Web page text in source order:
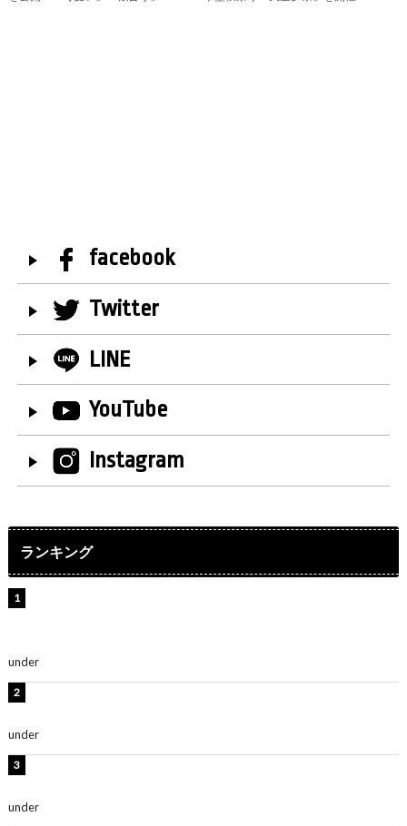
facebook
Twitter
LINE
YouTube
Instagram
ランキング
under
under
under